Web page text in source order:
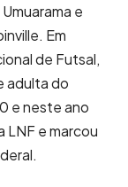
e
Em
de Futsal,
adulta do
e neste ano
e marcou